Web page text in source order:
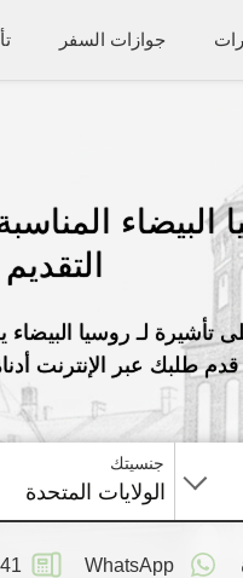
جوازات السفر
البيضاء
التقديم
تأشيرة لـ روسيا
طلبك عبر الإنترنت
جنسيتك
الولايات المتحدة
WhatsApp